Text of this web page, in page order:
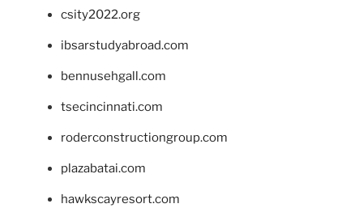
csity2022.org
ibsarstudyabroad.com
bennusehgall.com
tsecincinnati.com
roderconstructiongroup.com
plazabatai.com
hawkscayresort.com